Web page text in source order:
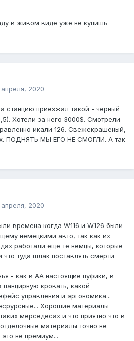
в живом виде уже не купишь
апреля, 2020
станцию приезжал такой - черный
Хотели за него 3000$. Смотрели
икали 126. Свежекрашеный,
ПОДНЯТЬ МЫ ЕГО НЕ СМОГЛИ. А так
апреля, 2020
времена когда W116 и W126 были
немецкими авто, так как их
работали еще те немцы, которые
туда шлак поставлять смерти
- как в АА настоящие пуфики, в
кровать, какой
управления и эргономика...
Хорошие материалы
мерседесах и что приятно что в
материалы точно не
не премиум...